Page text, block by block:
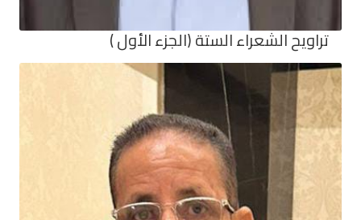
تراويح الشعراء الستة (الجزء الأول )